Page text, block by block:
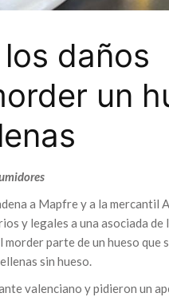
daños
un
a Mapfre y a la mercantil
y legales a una asociada de
parte de un hueso que
sin hueso.
valenciano y pidieron un